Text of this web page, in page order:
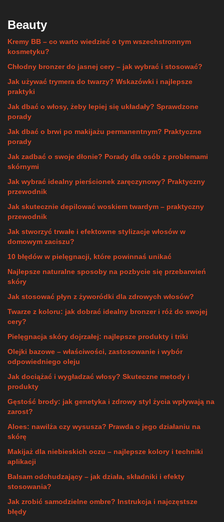
Beauty
Kremy BB – co warto wiedzieć o tym wszechstronnym
kosmetyku?
Chłodny bronzer do jasnej cery – jak wybrać i stosować?
Jak używać trymera do twarzy? Wskazówki i najlepsze
praktyki
Jak dbać o włosy, żeby lepiej się układały? Sprawdzone
porady
Jak dbać o brwi po makijażu permanentnym? Praktyczne
porady
Jak zadbać o swoje dłonie? Porady dla osób z problemami
skórnymi
Jak wybrać idealny pierścionek zaręczynowy? Praktyczny
przewodnik
Jak skutecznie depilować woskiem twardym – praktyczny
przewodnik
Jak stworzyć trwałe i efektowne stylizacje włosów w
domowym zaciszu?
10 błędów w pielęgnacji, które powinnaś unikać
Najlepsze naturalne sposoby na pozbycie się przebarwień
skóry
Jak stosować płyn z żyworódki dla zdrowych włosów?
Twarze z koloru: jak dobrać idealny bronzer i róż do swojej
cery?
Pielęgnacja skóry dojrzałej: najlepsze produkty i triki
Olejki bazowe – właściwości, zastosowanie i wybór
odpowiedniego oleju
Jak dociążać i wygładzać włosy? Skuteczne metody i
produkty
Gęstość brody: jak genetyka i zdrowy styl życia wpływają na
zarost?
Aloes: nawilża czy wysusza? Prawda o jego działaniu na
skórę
Makijaż dla niebieskich oczu – najlepsze kolory i techniki
aplikacji
Balsam odchudzający – jak działa, składniki i efekty
stosowania?
Jak zrobić samodzielne ombre? Instrukcja i najczęstsze
błędy